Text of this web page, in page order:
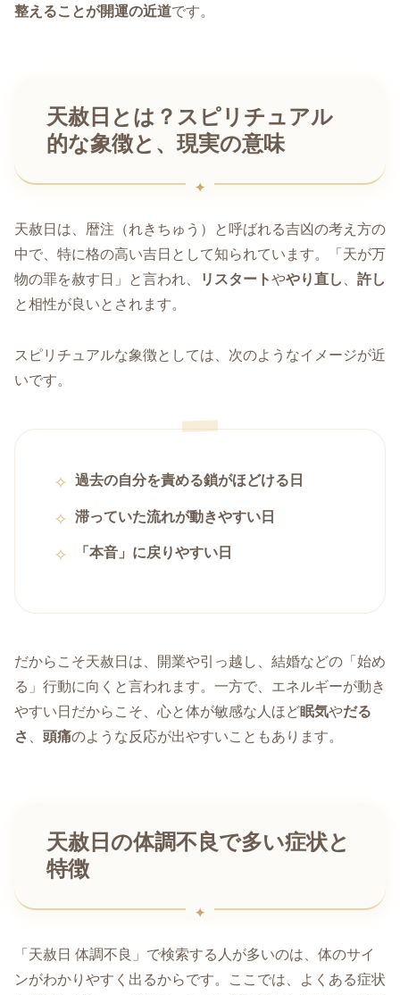
整えることが開運の近道です。
天赦日とは？スピリチュアル
的な象徴と、現実の意味
天赦日は、暦注（れきちゅう）と呼ばれる吉凶の考え方の
中で、特に格の高い吉日として知られています。「天が万
物の罪を赦す日」と言われ、
リスタートややり直し
許し
と相性が良いとされます。
スピリチュアルな象徴としては、次のようなイメージが近
いです。
過去の自分を責める鎖がほどける日
滞っていた流れが動きやすい日
「本音」に戻りやすい日
だからこそ天赦日は、開業や引っ越し、結婚などの「始め
る」行動に向くと言われます。一方で、エネルギーが動き
やすい日だからこそ、心と体が敏感な人ほど眠気やだる
さ
頭痛のような反応が出やすいこともあります。
天赦日の体調不良で多い症状と
特徴
「天赦日 体調不良」で検索する人が多いのは、体のサイ
ンがわかりやすく出るからです。ここでは、よくある症状